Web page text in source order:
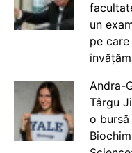
un
pe
Andra-
Târgu
o